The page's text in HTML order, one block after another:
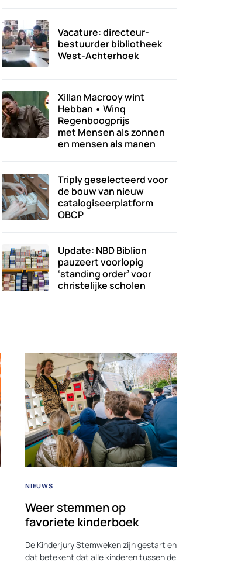
Vacature: directeur-
bestuurder bibliotheek
West-Achterhoek
Xillan Macrooy wint
Hebban • Winq
Regenboogprijs
met Mensen als zonnen
en mensen als manen
Triply geselecteerd voor
de bouw van nieuw
catalogiseerplatform
OBCP
Update: NBD Biblion
pauzeert voorlopig
‘standing order’ voor
christelijke scholen
NIEUWS
Weer stemmen op
favoriete kinderboek
De Kinderjury Stemweken zijn gestart en
dat betekent dat alle kinderen tussen de